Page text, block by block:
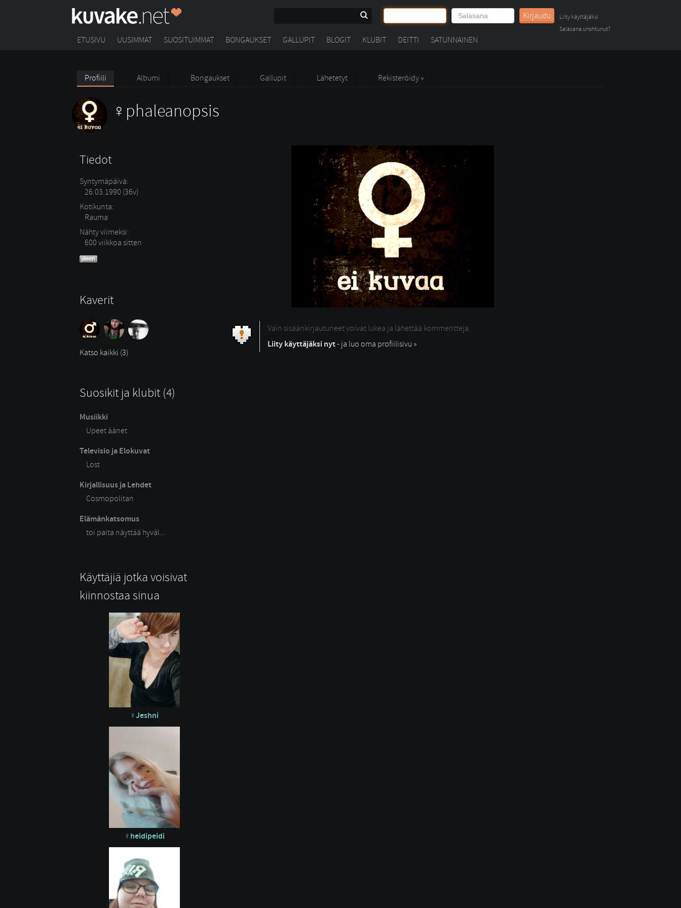
Kirjaudu
Liity käyttäjäksi
Salasana unohtunut?
ETUSIVU UUSIMMAT SUOSITUIMMAT BONGAUKSET GALLUPIT BLOGIT KLUBIT DEITTI SATUNNAINEN
Profiili Albumi Bongaukset Gallupit Lähetetyt Rekisteröidy »
phaleanopsis
Tiedot
Syntymäpäivä:
26.03.1990 (36v)
Kotikunta:
Rauma
Nähty viimeksi:
600 viikkoa sitten
Kaverit
Katso kaikki (3)
Suosikit ja klubit (4)
Musiikki
Upeet äänet
Televisio ja Elokuvat
Lost
Kirjallisuus ja Lehdet
Cosmopolitan
Elämänkatsomus
toi paita näyttää hyväl...
Käyttäjiä jotka voisivat
kiinnostaa sinua
Jeshni
heidipeidi
Vain sisäänkirjautuneet voivat lukea ja lähettää kommentteja.
Liity käyttäjäksi nyt- ja luo oma profiilisivu »